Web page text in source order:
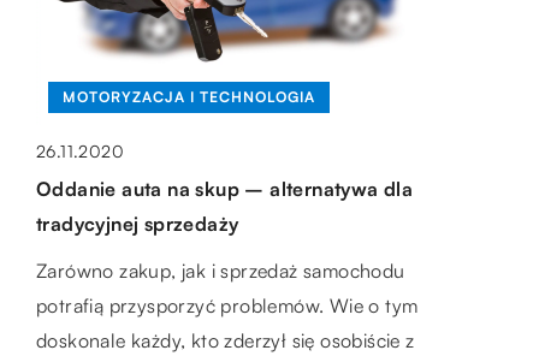
LIFESTYLE
15.03.2021
Tradycja w nowoczesnym wydaniu –
pomysły na niedzielny posiłek w gronie
Wspólne spożywanie posiłków znakomicie
integruje oraz wzmacnia więzi rodzinne.
MOTORYZACJA I TECHNOLOGIA
26.11.2020
Oddanie auta na skup – alternatywa dla
tradycyjnej sprzedaży
Zarówno zakup, jak i sprzedaż samochodu
potrafią przysporzyć problemów. Wie o tym
doskonale każdy, kto zderzył się osobiście z
WSZYSTKO WOKÓŁ DOMU
09.11.2020
Grill do ogrodu – jaki wybrać?
Grillowanie to doskonały sposób na
wypoczynek na świeżym powietrzu.
Przygotowane na nim potrawy są zdrowe i
bardzo apetyczne. Wybierając odpowiedni